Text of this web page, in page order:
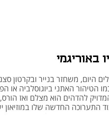
באוריגמי
היום, משחזר בנייר ובקרטון
כמו הטיהור האתני ביוגוסלביה או
להדהים הוא מצלם ואז הורס,
התערוכה החדשה שלו במוזיאון